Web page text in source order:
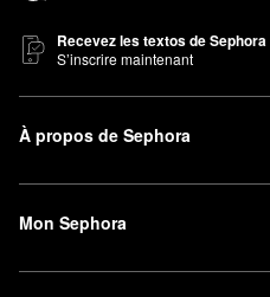
Recevez les textos de Sephora
S’inscrire maintenant
À propos de Sephora
Mon Sephora